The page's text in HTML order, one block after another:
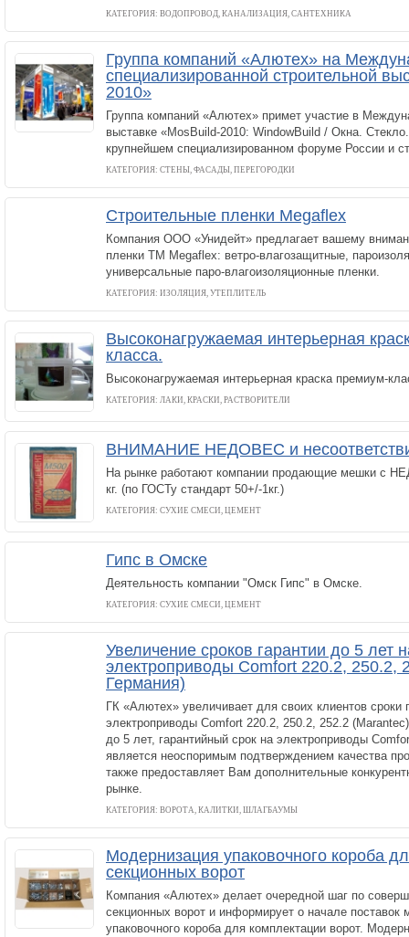
КАТЕГОРИЯ: ВОДОПРОВОД, КАНАЛИЗАЦИЯ, САНТЕХНИКА
Группа компаний «Алютех» на
специализированной строительной
2010»
Группа компаний «Алютех» примет участие в
выставке «MosBuild-2010: WindowBuild / Окна.
крупнейшем специализированном форуме России и
КАТЕГОРИЯ: СТЕНЫ, ФАСАДЫ, ПЕРЕГОРОДКИ
Строительные пленки Megaflex
Компания ООО «Унидейт» предлагает вашему
пленки ТМ Megaflex: ветро-влагозащитные,
универсальные паро-влагоизоляционные пленки.
КАТЕГОРИЯ: ИЗОЛЯЦИЯ, УТЕПЛИТЕЛЬ
Высоконагружаемая интерьерная
класса.
Высоконагружаемая интерьерная краска премиум-
КАТЕГОРИЯ: ЛАКИ, КРАСКИ, РАСТВОРИТЕЛИ
ВНИМАНИЕ НЕДОВЕС и
На рынке работают компании продающие мешки с
кг. (по ГОСТу стандарт 50+/-1кг.)
КАТЕГОРИЯ: СУХИЕ СМЕСИ, ЦЕМЕНТ
Гипс в Омске
Деятельность компании "Омск Гипс" в Омске.
КАТЕГОРИЯ: СУХИЕ СМЕСИ, ЦЕМЕНТ
Увеличение сроков гарантии до 5 лет
электроприводы Comfort 220.2, 250.2,
Германия)
ГК «Алютех» увеличивает для своих клиентов сроки
электроприводы Comfort 220.2, 250.2, 252.2
до 5 лет, гарантийный срок на электроприводы
является неоспоримым подтверждением качества
также предоставляет Вам дополнительные
рынке.
КАТЕГОРИЯ: ВОРОТА, КАЛИТКИ, ШЛАГБАУМЫ
Модернизация упаковочного короба
секционных ворот
Компания «Алютех» делает очередной шаг по
секционных ворот и информирует о начале поставок
упаковочного короба для комплектации ворот.